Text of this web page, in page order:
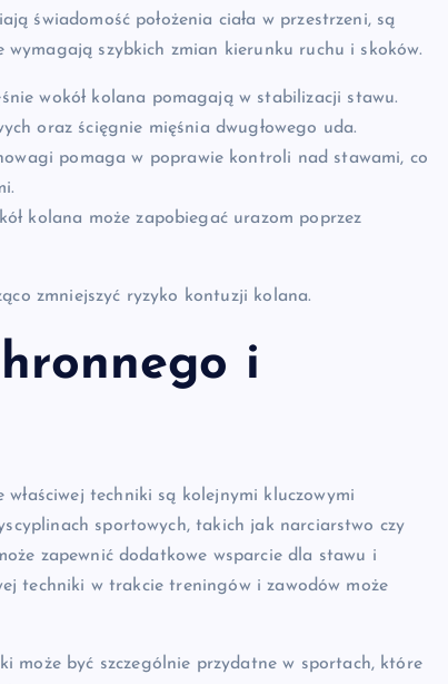
świadomość położenia ciała w przestrzeni, są
szybkich zmian kierunku ruchu i skoków.
wokół kolana pomagają w stabilizacji stawu.
oraz ścięgnie mięśnia dwugłowego uda.
pomaga w poprawie kontroli nad stawami, co
kolana może zapobiegać urazom poprzez
zmniejszyć ryzyko kontuzji kolana.
i
techniki są kolejnymi kluczowymi
sportowych, takich jak narciarstwo czy
zapewnić dodatkowe wsparcie dla stawu i
techniki w trakcie treningów i zawodów może
może być szczególnie przydatne w sportach, które